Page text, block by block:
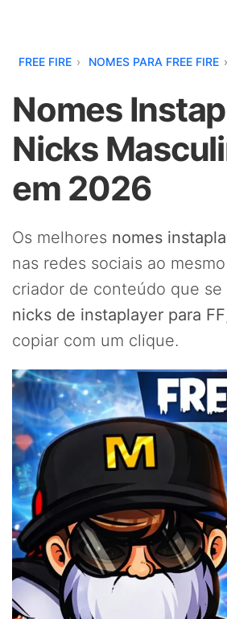
FREE FIRE NOMES PARA FREE FIRE
Nomes
Nicks
em 2026
Os melhores nomes
nas redes sociais ao
criador de conteúdo que
nicks de instaplayer para FF
copiar com um clique.